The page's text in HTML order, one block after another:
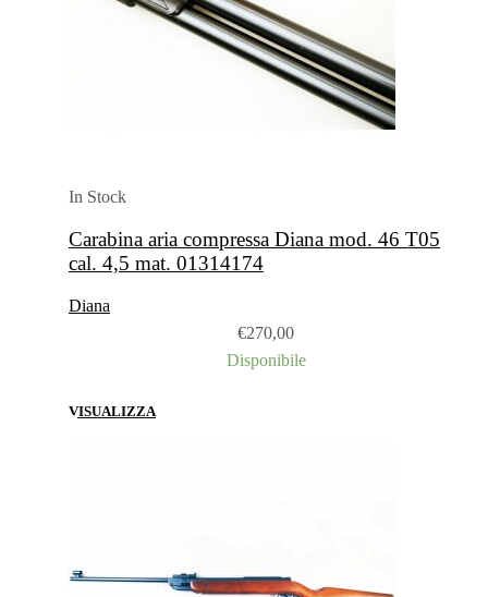
In Stock
Carabina aria compressa Diana mod. 46 T05
cal. 4,5 mat. 01314174
Diana
€270,00
Disponibile
VISUALIZZA